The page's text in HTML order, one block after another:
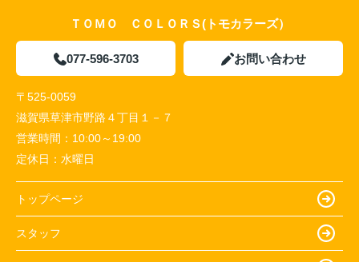
ＴＯＭＯ ＣＯＬＯＲＳ(トモカラーズ）
077-596-3703 お問い合わせ
〒525-0059
滋賀県草津市野路４丁目１－７
営業時間： 10:00～19:00
定休日： 水曜日
トップページ
スタッフ